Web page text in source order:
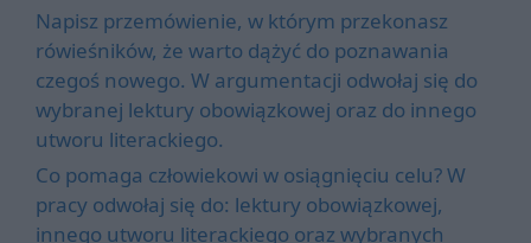
Napisz przemówienie, w którym przekonasz
rówieśników, że warto dążyć do poznawania
czegoś nowego. W argumentacji odwołaj się do
wybranej lektury obowiązkowej oraz do innego
utworu literackiego.
Co pomaga człowiekowi w osiągnięciu celu? W
pracy odwołaj się do: lektury obowiązkowej,
innego utworu literackiego oraz wybranych